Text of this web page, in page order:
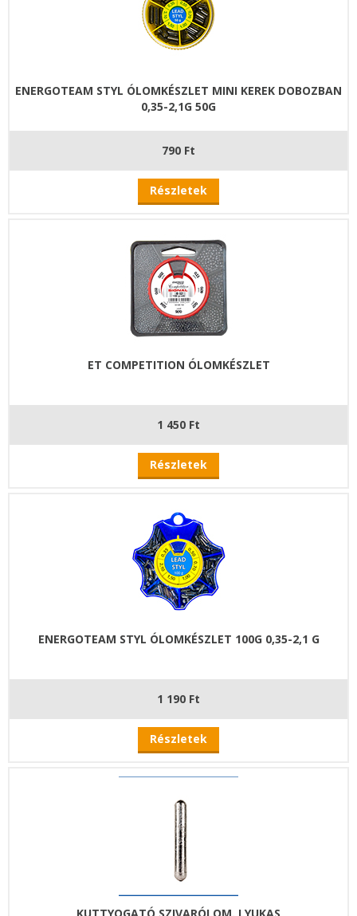
ENERGOTEAM STYL ÓLOMKÉSZLET MINI KEREK DOBOZBAN
0,35-2,1G 50G
790 Ft
Részletek
ET COMPETITION ÓLOMKÉSZLET
1 450 Ft
Részletek
ENERGOTEAM STYL ÓLOMKÉSZLET 100G 0,35-2,1 G
1 190 Ft
Részletek